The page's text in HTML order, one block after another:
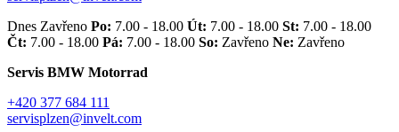
Dnes Zavřeno Po: 7.00 - 18.00 Út: 7.00 - 18.00 St: 7.00 - 18.00
Čt: 7.00 - 18.00 Pá: 7.00 - 18.00 So: Zavřeno Ne: Zavřeno
Servis BMW Motorrad
+420 377 684 111
servisplzen@invelt.com